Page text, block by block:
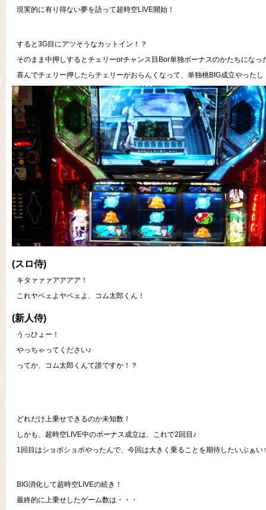
現実的に有り得ない夢を語って超時空LIVE開始！
すると3G目にアツそうなカットイン！？
そのまま中押しするとチェリーorチャンス目Bor単独ボーナスのかたちになっ
喜んでチェリー押したらチェリーがおらんくなって、単独桃BIG成立やったし
(スロ侍)
キタァァァアアアア！
これヤベェよヤベェよ、コム太郎くん！
(新人侍)
うっひょー！
やっちゃってください♪
ってか、コム太郎くんて誰ですか！？
どれだけ上乗せできるのか未知数！
しかも、超時空LIVE中のボーナス成立は、これで2回目♪
1回目はショボショボやったんで、今回は大きく乗ることを期待したいぶぁい↑
BIG消化して超時空LIVEの続き！
最終的に上乗せしたゲーム数は・・・